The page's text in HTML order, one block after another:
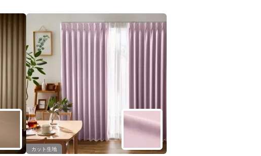
カット生地